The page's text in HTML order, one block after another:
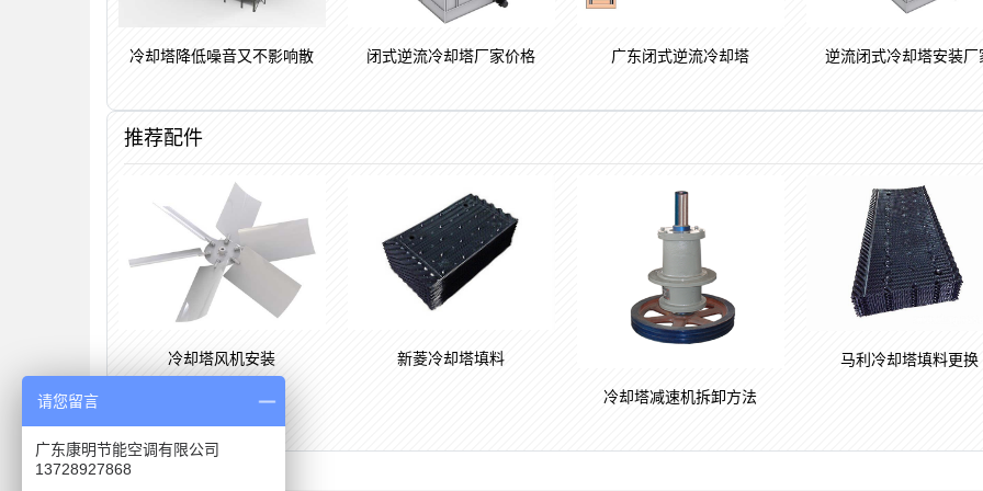
冷却塔降低噪音又不影响散 闭式逆流冷却塔厂家价格 广东闭式逆流冷却塔 逆流闭式冷却塔安装厂
推荐配件
冷却塔风机安装 新菱冷却塔填料
冷却塔减速机拆卸方法
马利冷却塔填料更换
请您留言
广东康明节能空调有限公司
13728927868